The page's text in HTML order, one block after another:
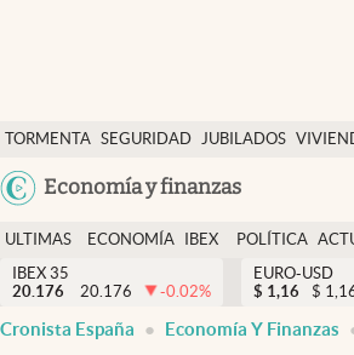
TORMENTA SEGURIDAD JUBILADOS
Economía y finanzas
Economía y finanzas
Política
Actualidad
Criptomonedas
España
ULTIMAS
NOTICIAS
ECONOMÍA
FINANZAS
IBEX
EURO
POLÍTICA
IBEX 35
20.176
20.176 -0.02%
EURO-USD
$ 1,16 $
Cronista España Economía Y Finanzas